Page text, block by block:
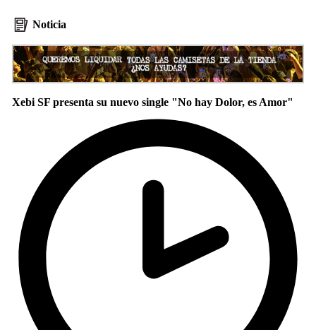
Noticia
Xebi SF presenta su nuevo single "No hay Dolor, es Amor"